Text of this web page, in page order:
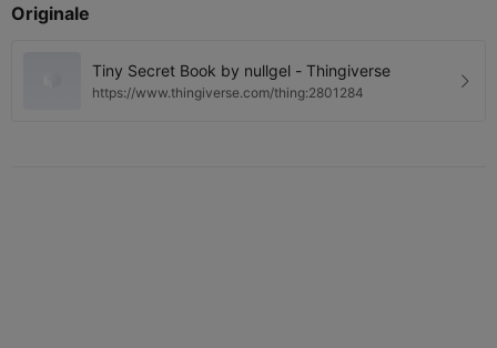
Originale
Tiny Secret Book by nullgel - Thingiverse
https://www.thingiverse.com/thing:2801284